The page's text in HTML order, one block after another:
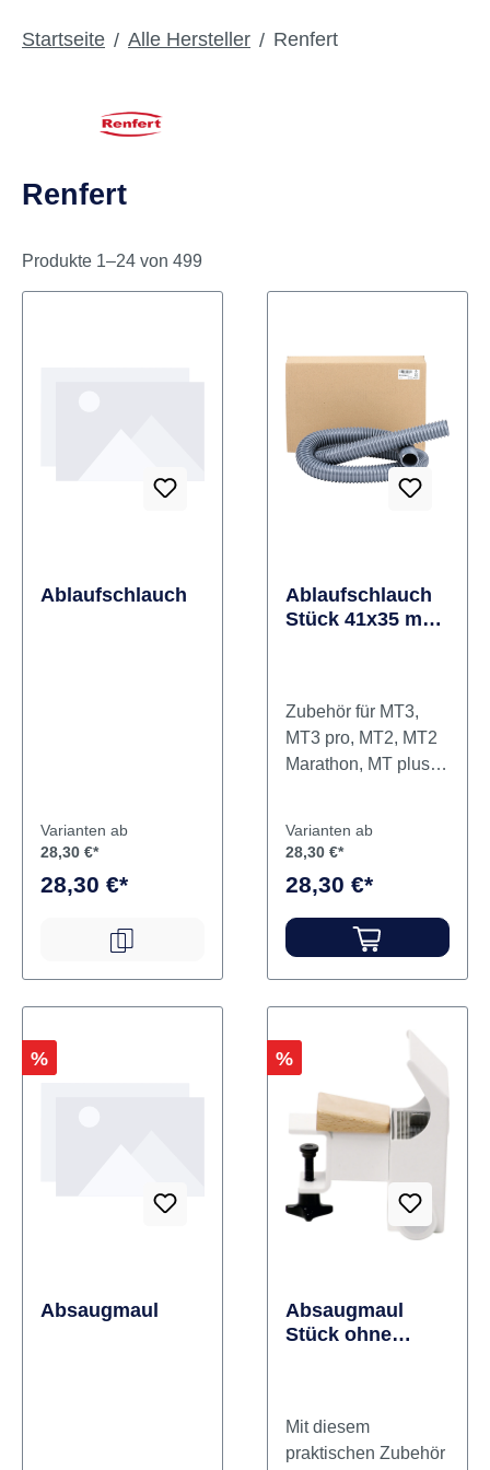
Startseite Alle Hersteller Renfert
Renfert
Produkte 1–24 von 499
Ablaufschlauch
Varianten ab
28,30 €*
28,30 €*
Ablaufschlauch
Stück 41x35 mm,
Zubehör für MT3,
MT3 pro, MT2, MT2
Marathon, MT plus &
Varianten ab
28,30 €*
28,30 €*
Rabatt
%
Absaugmaul
Rabatt
%
Absaugmaul
Stück ohne
Mit diesem
praktischen Zubehör